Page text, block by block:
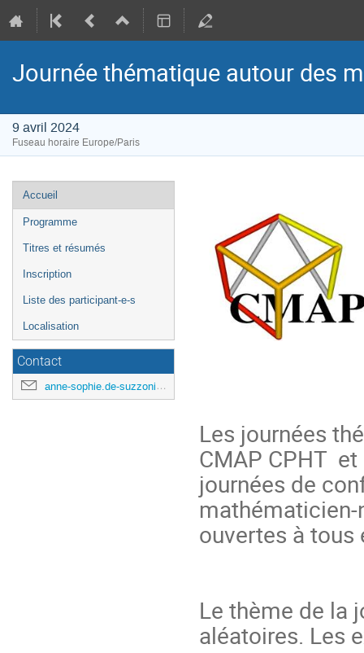
Journée thématique autour des
9 avril 2024
Fuseau horaire Europe/Paris
Menu
de
l'événement
Accueil
Programme
Titres et résumés
Inscription
Liste des participant-e-s
Localisation
Contact
anne-sophie.de-suzzoni@polytechnique.edu
Les journées
CMAP CPHT
journées de
mathématicien-
ouvertes à tous
Le thème de la
aléatoires. Les